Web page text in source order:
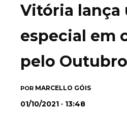
Vitória lança
especial em
pelo
POR MARCELLO GÓIS
01/10/2021 · 13:48